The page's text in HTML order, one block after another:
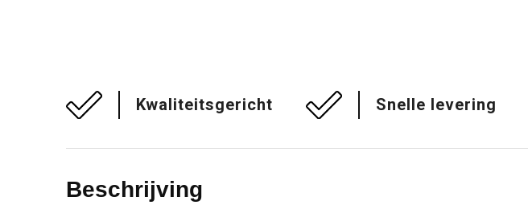
Kwaliteitsgericht Snelle levering
Beschrijving